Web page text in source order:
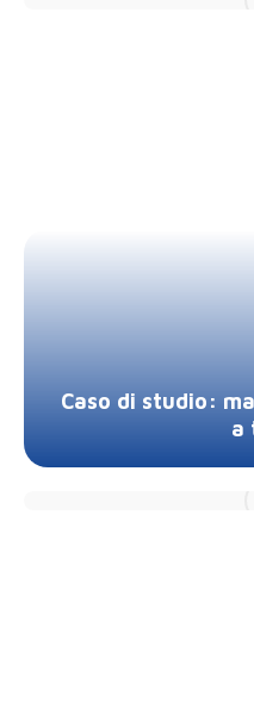
Caso di studio:
a